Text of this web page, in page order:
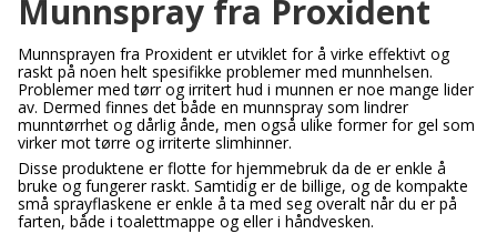
Munnspray fra Proxident
Munnsprayen fra Proxident er utviklet for å virke effektivt og
raskt på noen helt spesifikke problemer med munnhelsen.
Problemer med tørr og irritert hud i munnen er noe mange lider
av. Dermed finnes det både en munnspray som lindrer
munntørrhet og dårlig ånde, men også ulike former for gel som
virker mot tørre og irriterte slimhinner.
Disse produktene er flotte for hjemmebruk da de er enkle å
bruke og fungerer raskt. Samtidig er de billige, og de kompakte
små sprayflaskene er enkle å ta med seg overalt når du er på
farten, både i toalettmappe og eller i håndvesken.